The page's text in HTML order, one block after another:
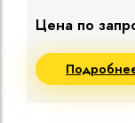
Цена по